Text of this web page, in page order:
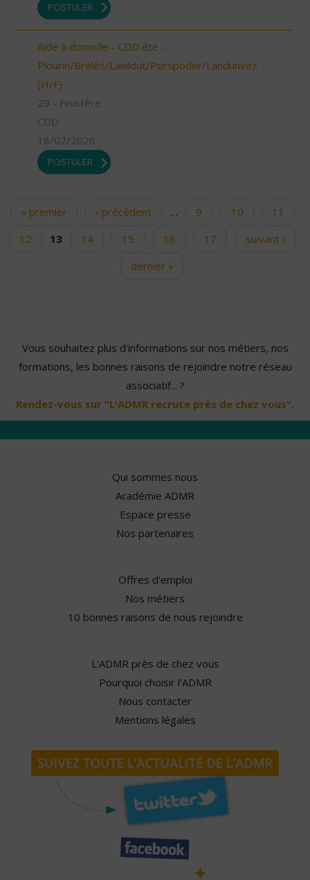
POSTULER
Aide à domicile - CDD été -
Plourin/Brélès/Lanildut/Porspoder/Landunvez
(H/F)
29 - Finistère
CDD
18/02/2026
POSTULER
Pages
« premier ‹ précédent … 9 10
11
12
13 14 15 16 17
suivant ›
dernier »
Vous souhaitez plus d'informations sur nos métiers, nos
formations, les bonnes raisons de rejoindre notre réseau
associatif... ?
Rendez-vous sur "L'ADMR recrute près de chez vous".
Qui sommes nous
Académie ADMR
Espace presse
Nos partenaires
Offres d'emploi
Nos métiers
10 bonnes raisons de nous rejoindre
L'ADMR près de chez vous
Pourquoi choisir l'ADMR
Nous contacter
Mentions légales